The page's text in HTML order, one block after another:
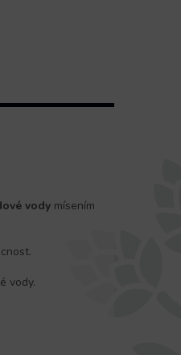
vody mísením
vody.